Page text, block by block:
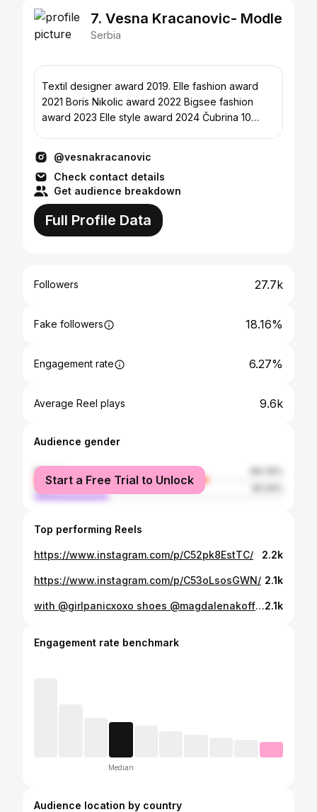
7. Vesna Kracanovic- Modle
Serbia
Textil designer award 2019. Elle fashion award
2021 Boris Nikolic award 2022 Bigsee fashion
award 2023 Elle style award 2024 Čubrina 10
@vesnakracanovic
Check contact details
Get audience breakdown
Full Profile Data
Followers 27.7k
Fake followers 18.16%
Engagement rate 6.27%
Average Reel plays 9.6k
Audience gender
female
male
Start a Free Trial to Unlock
Top performing Reels
https://www.instagram.com/p/C52pk8EstTC/ 2.2k
https://www.instagram.com/p/C53oLsosGWN/ 2.1k
with @girlpanicxoxo shoes @magdalenakofficial photo @nebojsa_babic_photography2.1k
Engagement rate benchmark
Median
Audience location by country